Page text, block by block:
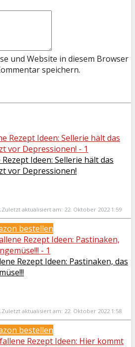
und Website in diesem Browser
speichern.
Ideen: Sellerie hält das
vor Depressionen!
Zuletzt aktualisiert am: 22. Oktober 2022 1:59
bestellen
Rezept Ideen: Pastinaken, das
Zuletzt aktualisiert am: 22. Oktober 2022 1:58
bestellen